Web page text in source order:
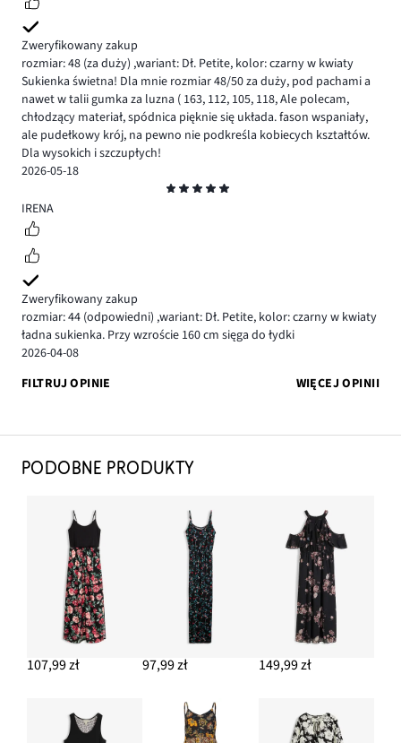
Zweryfikowany zakup
rozmiar: 48 (za duży) ,wariant: Dł. Petite, kolor: czarny w kwiaty
Sukienka świetna! Dla mnie rozmiar 48/50 za duży, pod pachami a
nawet w talii gumka za luzna ( 163, 112, 105, 118, Ale polecam,
chłodzący materiał, spódnica pięknie się układa. fason wspaniały,
ale pudełkowy krój, na pewno nie podkreśla kobiecych kształtów.
Dla wysokich i szczupłych!
2026-05-18
5
IRENA
Zweryfikowany zakup
rozmiar: 44 (odpowiedni) ,wariant: Dł. Petite, kolor: czarny w kwiaty
ładna sukienka. Przy wzroście 160 cm sięga do łydki
2026-04-08
FILTRUJ OPINIE
WIĘCEJ OPINII
PODOBNE PRODUKTY
107,99 zł 97,99 zł 149,99 zł